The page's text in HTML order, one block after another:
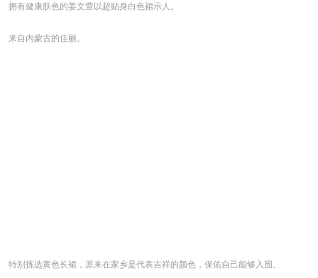
拥有健康肤色的姜文萱以超贴身白色裙示人。
来自内蒙古的佳丽。
特别拣选黄色长裙，原来在家乡是代表吉祥的颜色，保佑自己能够入围。